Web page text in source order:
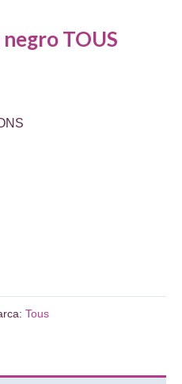
TOUS
Tous